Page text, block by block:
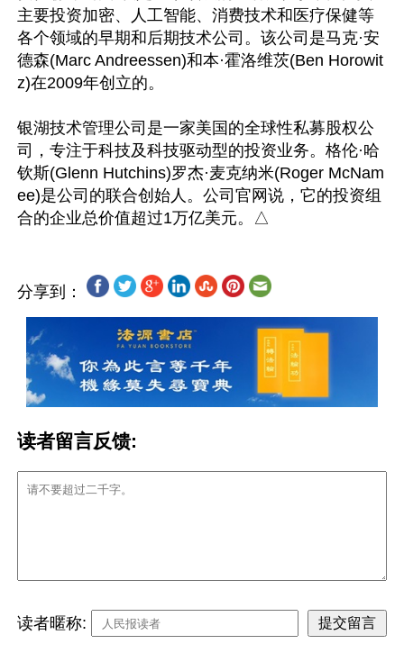
主要投资加密、人工智能、消费技术和医疗保健等
各个领域的早期和后期技术公司。该公司是马克·安
德森(Marc Andreessen)和本·霍洛维茨(Ben Horowit
z)在2009年创立的。
银湖技术管理公司是一家美国的全球性私募股权公
司，专注于科技及科技驱动型的投资业务。格伦·哈
钦斯(Glenn Hutchins)罗杰·麦克纳米(Roger McNam
ee)是公司的联合创始人。公司官网说，它的投资组
分享到：
读者留言反馈:
读者暱称: